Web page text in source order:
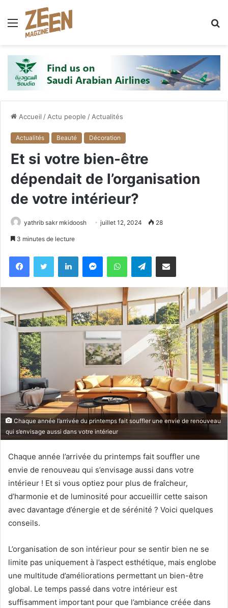
Menu
Accueil / Actu people / Actualités
Actualités Beauté Décoration
Et si votre bien-être
dépendait de l’organisation
de votre intérieur?
yathrib sakr mkidoosh juillet 12, 2024 28
3 minutes de lecture
Telegram
Chaque année l’arrivée du printemps fait souffler une envie de renouveau
qui s’envisage aussi dans votre intérieur
Chaque année l’arrivée du printemps fait souffler une
envie de renouveau qui s’envisage aussi dans votre
intérieur ! Et si vous optiez pour plus de fraîcheur,
d’harmonie et de luminosité pour accueillir cette saison
avec davantage d’énergie et de sérénité ? Voici quelques
conseils.
L’organisation de son intérieur pour se sentir bien ne se
limite pas uniquement à l’aspect esthétique, mais englobe
une multitude d’améliorations permettant un bien-être
global. Le temps passé dans votre intérieur est
suffisamment important pour que l’ambiance créée dans